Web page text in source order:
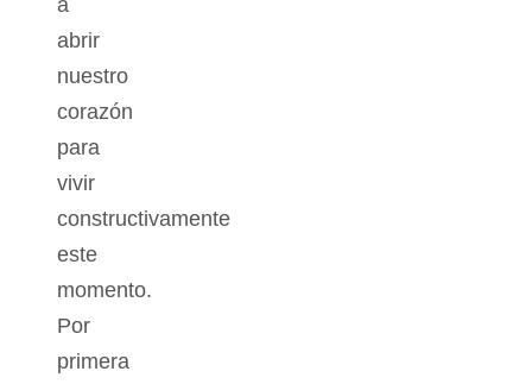
a
abrir
nuestro
corazón
para
vivir
constructivamente
este
momento.
Por
primera